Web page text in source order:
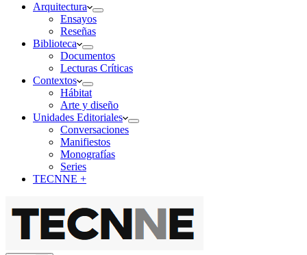
Arquitectura
Ensayos
Reseñas
Biblioteca
Documentos
Lecturas Críticas
Contextos
Hábitat
Arte y diseño
Unidades Editoriales
Conversaciones
Manifiestos
Monografías
Series
TECNNE +